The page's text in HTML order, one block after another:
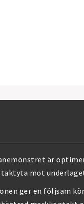
är
mot
ger en följsam